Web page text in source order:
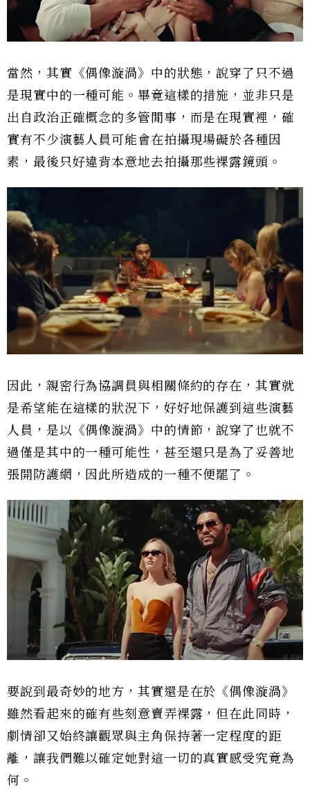
當然，其實《偶像漩渦》中的狀態，說穿了只不過
是現實中的一種可能。畢竟這樣的措施，並非只是
出自政治正確概念的多管閒事，而是在現實裡，確
實有不少演藝人員可能會在拍攝現場礙於各種因
素，最後只好違背本意地去拍攝那些裸露鏡頭。
因此，親密行為協調員與相關條約的存在，其實就
是希望能在這樣的狀況下，好好地保護到這些演藝
人員，是以《偶像漩渦》中的情節，說穿了也就不
過僅是其中的一種可能性，甚至還只是為了妥善地
張開防護網，因此所造成的一種不便罷了。
要說到最奇妙的地方，其實還是在於《偶像漩渦》
雖然看起來的確有些刻意賣弄裸露，但在此同時，
劇情卻又始終讓觀眾與主角保持著一定程度的距
離，讓我們難以確定她對這一切的真實感受究竟為
何。